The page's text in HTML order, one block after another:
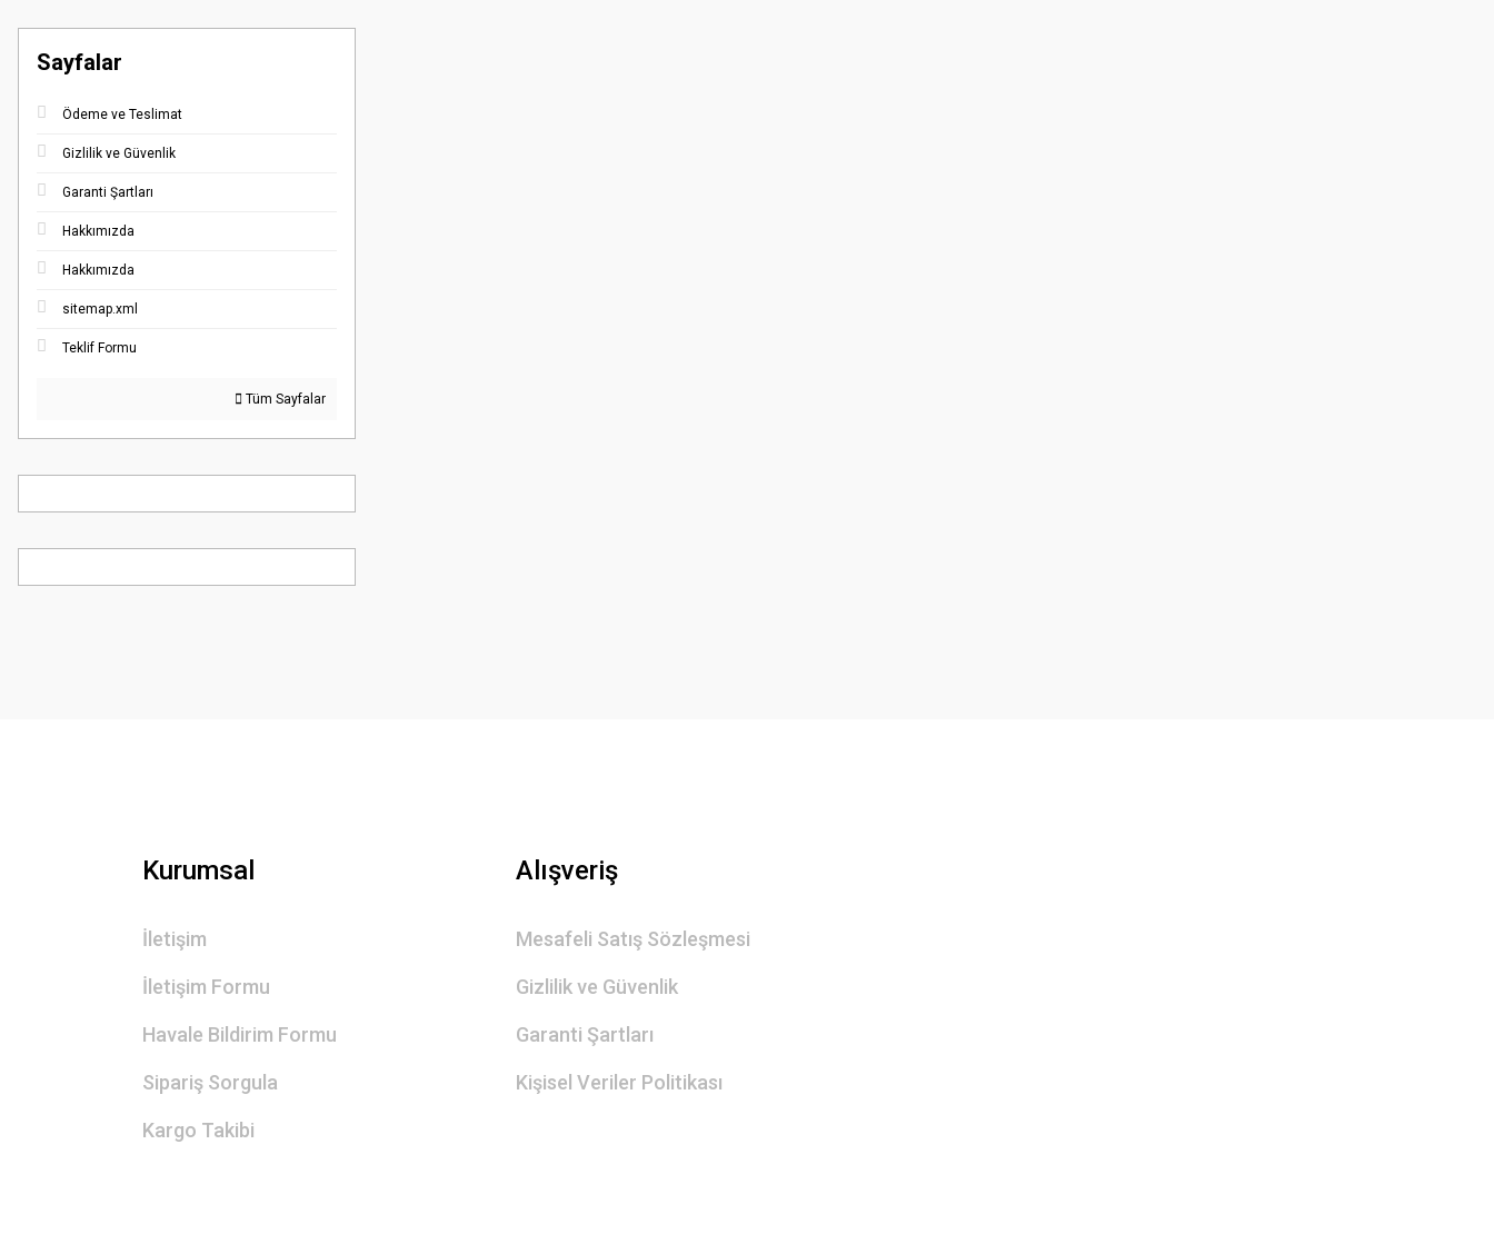
Sayfalar
Ödeme ve Teslimat
Gizlilik ve Güvenlik
Garanti Şartları
Hakkımızda
Hakkımızda
sitemap.xml
Teklif Formu
Tüm Sayfalar
Kurumsal
İletişim
İletişim Formu
Havale Bildirim Formu
Sipariş Sorgula
Kargo Takibi
Alışveriş
Mesafeli Satış Sözleşmesi
Gizlilik ve Güvenlik
Garanti Şartları
Kişisel Veriler Politikası